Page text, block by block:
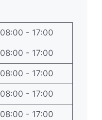
08:00 - 17:00
08:00 - 17:00
08:00 - 17:00
08:00 - 17:00
08:00 - 17:00